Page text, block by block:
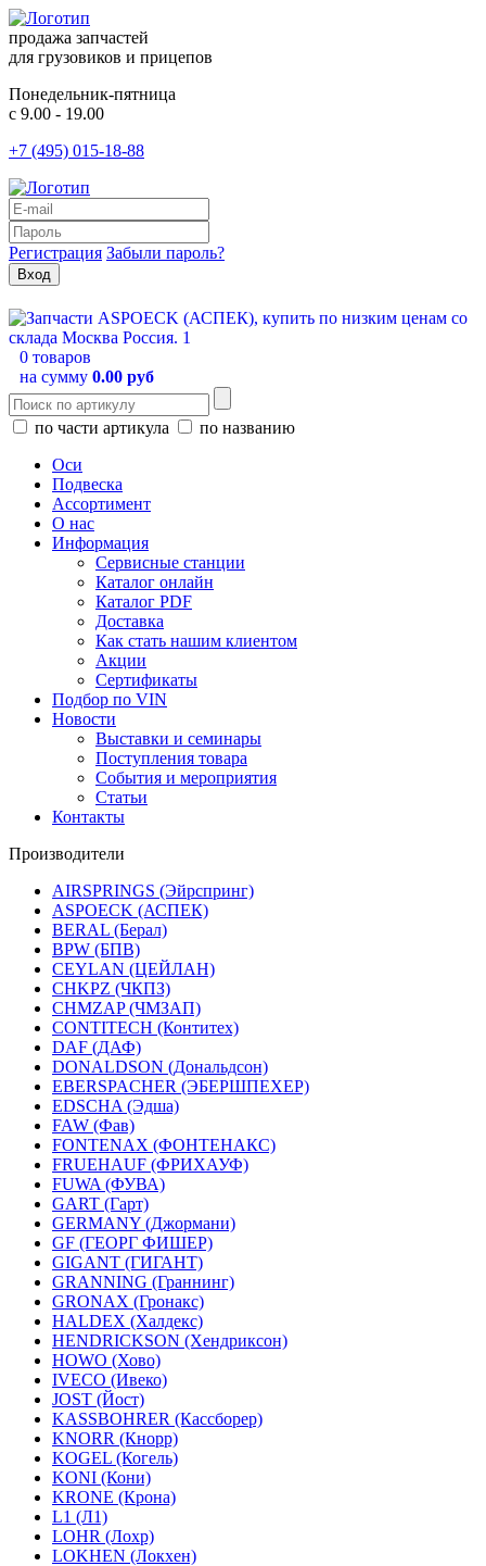
продажа запчастей
для грузовиков и прицепов
Понедельник-пятница
с 9.00 - 19.00
+7 (495) 015-18-88
Регистрация Забыли пароль?
0 товаров
на сумму 0.00 руб
по части артикула
по названию
Оси
Подвеска
Ассортимент
О нас
Информация
Сервисные станции
Каталог онлайн
Каталог PDF
Доставка
Как стать нашим клиентом
Акции
Сертификаты
Подбор по VIN
Новости
Выставки и семинары
Поступления товара
События и мероприятия
Статьи
Контакты
Производители
AIRSPRINGS (Эйрспринг)
ASPOECK (АСПЕК)
BERAL (Берал)
BPW (БПВ)
CEYLAN (ЦЕЙЛАН)
CHKPZ (ЧКПЗ)
CHMZAP (ЧМЗАП)
CONTITECH (Контитех)
DAF (ДАФ)
DONALDSON (Дональдсон)
EBERSPACHER (ЭБЕРШПЕХЕР)
EDSCHA (Эдша)
FAW (Фав)
FONTENAX (ФОНТЕНАКС)
FRUEHAUF (ФРИХАУФ)
FUWA (ФУВА)
GART (Гарт)
GERMANY (Джормани)
GF (ГЕОРГ ФИШЕР)
GIGANT (ГИГАНТ)
GRANNING (Граннинг)
GRONAX (Гронакс)
HALDEX (Халдекс)
HENDRICKSON (Хендриксон)
HOWO (Хово)
IVECO (Ивеко)
JOST (Йост)
KASSBOHRER (Касcборер)
KNORR (Кнорр)
KOGEL (Когель)
KONI (Кони)
KRONE (Крона)
L1 (Л1)
LOHR (Лохр)
LOKHEN (Локхен)